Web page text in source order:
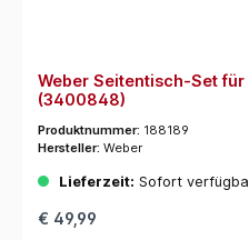
Weber Seitentisch-Set
(3400848)
Produktnummer: 188189
Hersteller: Weber
Lieferzeit: Sofort
€ 49,99